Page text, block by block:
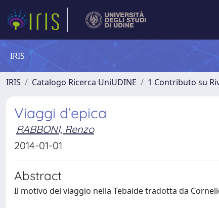
IRIS
IRIS Catalogo Ricerca UniUDINE 1 Contributo su
Viaggi d’epica
RABBONI, Renzo
2014-01-01
Abstract
Il motivo del viaggio nella Tebaide tradotta da